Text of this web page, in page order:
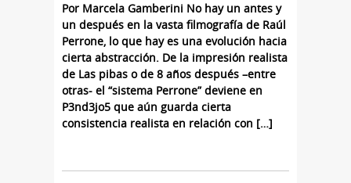
Por Marcela Gamberini No hay un antes y
un después en la vasta filmografía de Raúl
Perrone, lo que hay es una evolución hacia
cierta abstracción. De la impresión realista
de Las pibas o de 8 años después –entre
otras- el “sistema Perrone” deviene en
P3nd3jo5 que aún guarda cierta
consistencia realista en relación con […]